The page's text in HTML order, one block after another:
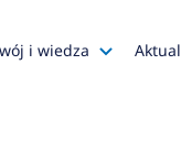
i wiedza